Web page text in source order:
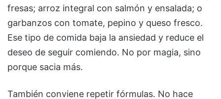
fresas; arroz integral con salmón y ensalada; o
garbanzos con tomate, pepino y queso fresco.
Ese tipo de comida baja la ansiedad y reduce el
deseo de seguir comiendo. No por magia, sino
porque sacia más.
También conviene repetir fórmulas. No hace